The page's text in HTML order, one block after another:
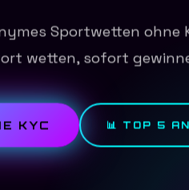
Sportwetten ohne
wetten, sofort
KYC 📊 TOP 5